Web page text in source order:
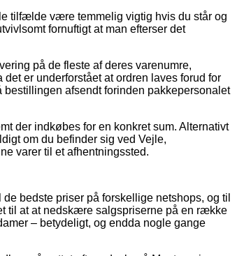
tilfælde være temmelig vigtig hvis du står og
fornuftigt at man efterser det
på de fleste af deres varenumre,
er underforstået at ordren laves forud for
afsendt forinden pakkepersonalet
der indkøbes for en konkret sum. Alternativt
om du befinder sig ved Vejle,
varer til et afhentningssted.
bedste priser på forskellige netshops, og til
til at at nedskære salgspriserne på en række
– betydeligt, og endda nogle gange